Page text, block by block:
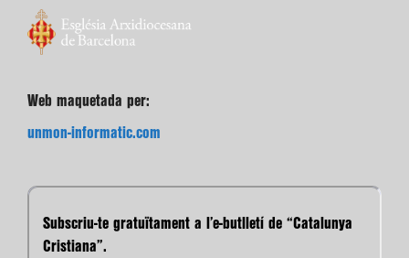
Web maquetada per:
unmon-informatic.com
Subscriu-te gratuïtament a l’e-butlletí de “Catalunya
Cristiana”.